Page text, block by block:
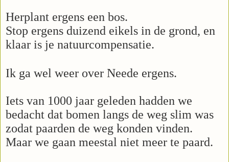
Herplant ergens een bos.
Stop ergens duizend eikels in de grond, en
klaar is je natuurcompensatie.
Ik ga wel weer over Neede ergens.
Iets van 1000 jaar geleden hadden we
bedacht dat bomen langs de weg slim was
zodat paarden de weg konden vinden.
Maar we gaan meestal niet meer te paard.